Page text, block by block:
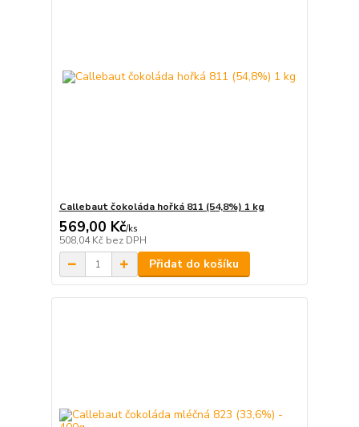
Callebaut čokoláda hořká 811 (54,8%) 1 kg
569,00 Kč/ks
508,04 Kč bez DPH
Přidat do košíku